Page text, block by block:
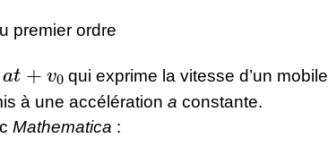
premier ordre
t
qui exprime la vitesse d’un mobile
à une accélération a constante.
Mathematica :